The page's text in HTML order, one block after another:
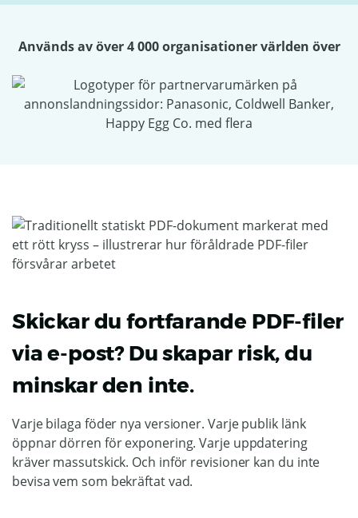
Används av över 4 000 organisationer världen över
Skickar du fortfarande PDF-filer
via e-post? Du skapar risk, du
minskar den inte.
Varje bilaga föder nya versioner. Varje publik länk
öppnar dörren för exponering. Varje uppdatering
kräver massutskick. Och inför revisioner kan du inte
bevisa vem som bekräftat vad.